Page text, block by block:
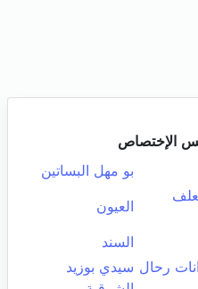
الإختصاص
بو مهل البساتين
العيون
السند
رحال سيدي بوزيد